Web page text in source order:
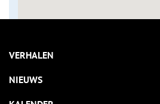
VERHALEN
NIEUWS